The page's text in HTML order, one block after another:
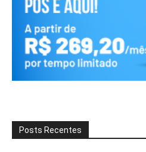
Posts Recentes